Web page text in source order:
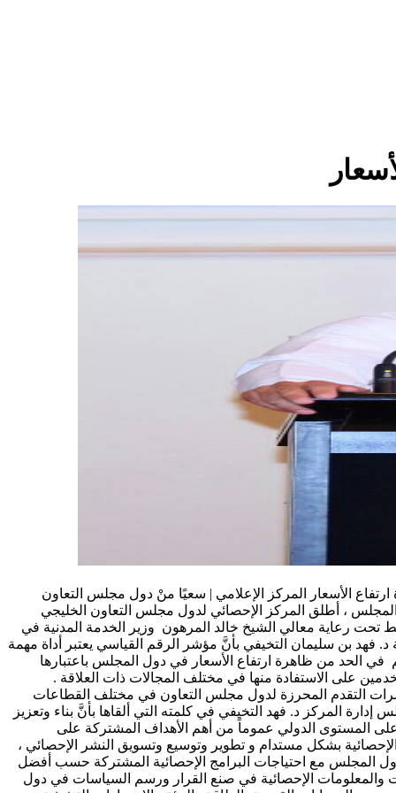
الأسعار المركز الإعلامي | سعيًا منْ دول مجلس التعاون
، أطلق المركز الإحصائي لدول مجلس التعاون الخليجي
رعاية معالي الشيخ خالد المرهون وزير الخدمة المدنية في
فهد بن سليمان التخيفي بأنَّ مؤشر الرقم القياسي يعتبر أداة مهمة
في الحد من ظاهرة ارتفاع الأسعار في دول المجلس باعتبارها
على الاستفادة منها في مختلف المجالات ذات العلاقة .
التقدم المحرزة لدول مجلس التعاون في مختلف القطاعات
المركز د. فهد التخيفي في كلمته التي ألقاها بأنَّ بناء وتعزيز
المستوى الدولي عموماً من أهم الأهداف المشتركة على
بشكل مستدام و تطوير وتوسيع وتسويق النشر الإحصائي ،
دول المجلس مع احتياجات البرامج الإحصائية المشتركة حسب أفضل
والمعلومات الإحصائية في صنع القرار ورسم السياسات في دول